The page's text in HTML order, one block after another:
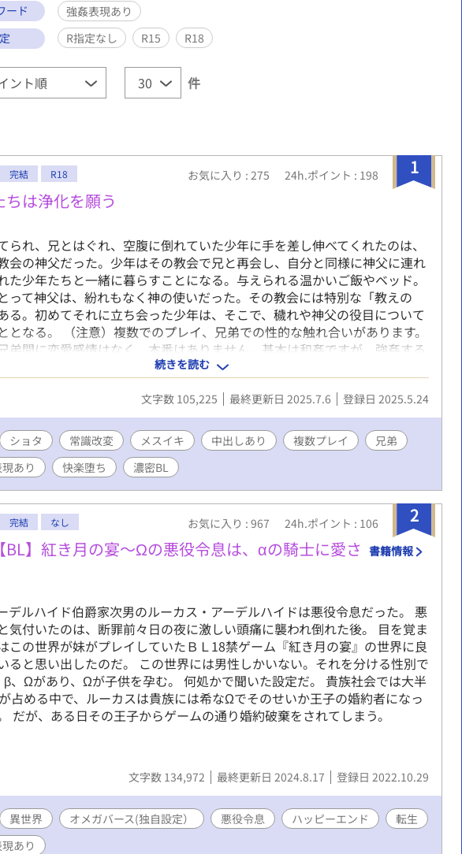
ード
強姦表現あり
R指定なし R15 R18
件
1
完結 R18 お気に入り : 275 24h.ポイント : 198
ちは浄化を願う
られ、兄とはぐれ、空腹に倒れていた少年に手を差し伸べてくれたのは、
会の神父だった。少年はその教会で兄と再会し、自分と同様に神父に連れ
た少年たちと一緒に暮らすことになる。与えられる温かいご飯やベッド。
って神父は、紛れもなく神の使いだった。その教会には特別な「教えの
る。初めてそれに立ち会った少年は、そこで、穢れや神父の役目について
となる。 （注意）複数でのプレイ、兄弟での性的な触れ合いがあります。
弟間に恋愛感情はなく、本番はありません。基本は和姦ですが、強姦する
あります（ショタ×ショタ）。メインは神父×ショタです。メリバ風味。閲
注意ください。 （R-18シーンの内容） 常識改変、複数プレイ、射精管
ェラ、攻めフェラ、飲精、小スカ、貞操帯、腸内洗浄、肛門拡張、肛門性
イキ、中出し、結腸責め、快楽堕ち。
続きを読む
文字数 105,225 最終更新日 2025.7.6 登録日 2025.5.24
ショタ 常識改変 メスイキ 中出しあり 複数プレイ
兄弟
あり
快楽堕ち 濃密BL
2
完結 なし お気に入り : 967 24h.ポイント : 106
BL】紅き月の宴～Ωの悪役令息は、αの騎士に愛さ 書籍情報
デルハイド伯爵家次男のルーカス・アーデルハイドは悪役令息だった。 悪
気付いたのは、断罪前々日の夜に激しい頭痛に襲われ倒れた後。 目を覚ま
この世界が妹がプレイしていたＢＬ18禁ゲーム『紅き月の宴』の世界に良
ると思い出したのだ。 この世界には男性しかいない。それを分ける性別で
β、Ωがあり、Ωが子供を孕む。 何処かで聞いた設定だ。 貴族社会では大半
占める中で、ルーカスは貴族には希なΩでそのせいか王子の婚約者になっ
だが、ある日その王子からゲームの通り婚約破棄をされてしまう。
文字数 134,972 最終更新日 2024.8.17 登録日 2022.10.29
異世界 オメガバース(独自設定） 悪役令息 ハッピーエンド
転生
あり